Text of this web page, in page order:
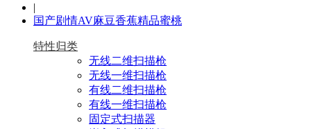
|
国产剧情AV麻豆香蕉精品蜜桃
特性归类
无线二维扫描枪
无线一维扫描枪
有线二维扫描枪
有线一维扫描枪
固定式扫描器